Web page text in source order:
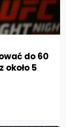
do 60
5